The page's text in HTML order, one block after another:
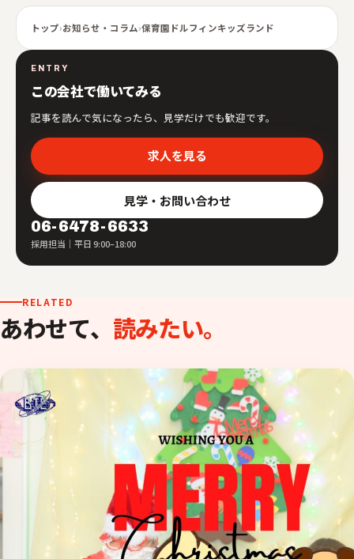
トップ›お知らせ・コラム›保育園ドルフィンキッズランド
ENTRY
この会社で働いてみる
記事を読んで気になったら、見学だけでも歓迎です。
求人を見る
見学・お問い合わせ
06-6478-6633
採用担当｜平日 9:00–18:00
RELATED
あわせて、 読みたい。